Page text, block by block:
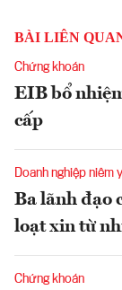
BÀI LIÊN
Chứng khoán
EIB bổ
cấp
Doanh nghiệp niêm
Ba lãnh đạo
loạt xin từ
Chứng khoán